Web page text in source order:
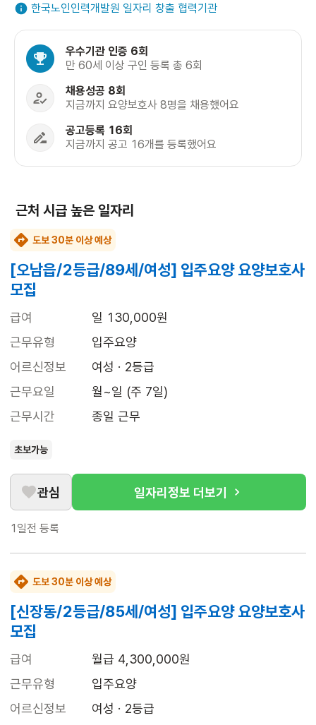
한국노인인력개발원 일자리 창출 협력기관
우수기관 인증 6회
만 60세 이상 구인 등록 총 6회
채용성공 8회
지금까지 요양보호사 8명을 채용했어요
공고등록 16회
지금까지 공고 16개를 등록했어요
근처 시급 높은 일자리
도보 30분 이상 예상
[오남읍/2등급/89세/여성] 입주요양 요양보호사
모집
급여
일 130,000원
근무유형
입주요양
어르신정보
여성 · 2등급
근무요일
월~일 (주 7일)
근무시간
종일 근무
초보가능
관심 일자리정보 더보기
1일전 등록
도보 30분 이상 예상
[신장동/2등급/85세/여성] 입주요양 요양보호사
모집
급여
월급 4,300,000원
근무유형
입주요양
어르신정보
여성 · 2등급